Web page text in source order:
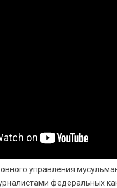
управления
федеральных